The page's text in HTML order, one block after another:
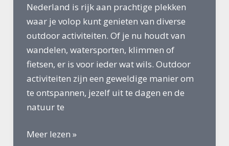
Nederland is rijk aan prachtige plekken
waar je volop kunt genieten van diverse
outdoor activiteiten. Of je nu houdt van
wandelen, watersporten, klimmen of
fietsen, er is voor ieder wat wils. Outdoor
activiteiten zijn een geweldige manier om
te ontspannen, jezelf uit te dagen en de
natuur te
De
Meer lezen »